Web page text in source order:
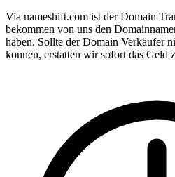
Via nameshift.com ist der Domain
bekommen von uns den
haben. Sollte der Domain Verkäufer
können, erstatten wir sofort das Geld